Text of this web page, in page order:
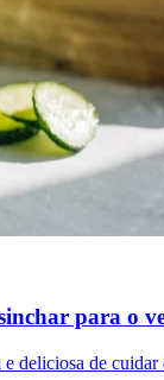
para o
deliciosa de